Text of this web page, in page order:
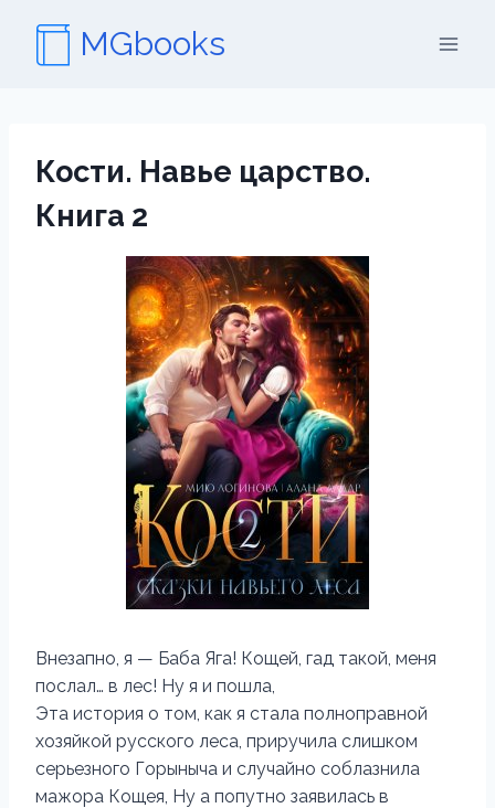
содержимому
MGbooks
Кости. Навье царство.
Книга 2
Внезапно, я — Баба Яга! Кощей, гад такой, меня
послал… в лес! Ну я и пошла,
Эта история о том, как я стала полноправной
хозяйкой русского леса, приручила слишком
серьезного Горыныча и случайно соблазнила
мажора Кощея, Ну а попутно заявилась в